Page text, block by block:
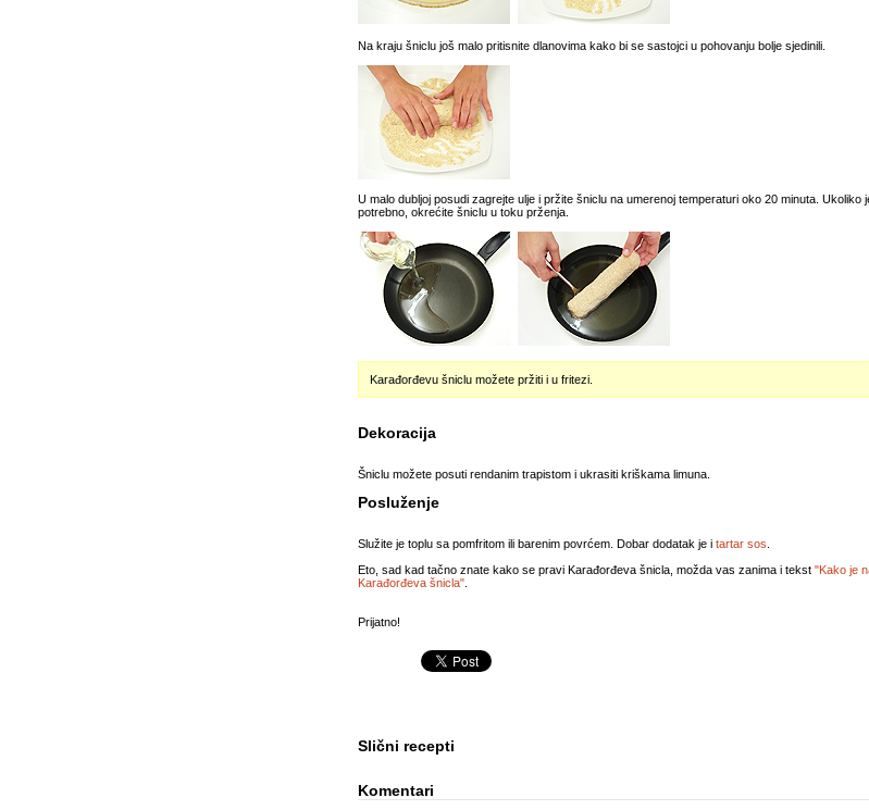
Na kraju šniclu još malo pritisnite dlanovima kako bi se sastojci u pohovanju bolje sjedinili.
U malo dubljoj posudi zagrejte ulje i pržite šniclu na umerenoj temperaturi oko 20 minuta. Ukoliko
potrebno, okrećite šniclu u toku prženja.
Karađorđevu šniclu možete pržiti i u fritezi.
Dekoracija
Šniclu možete posuti rendanim trapistom i ukrasiti kriškama limuna.
Posluženje
Služite je toplu sa pomfritom ili barenim povrćem. Dobar dodatak je i tartar sos
Eto, sad kad tačno znate kako se pravi Karađorđeva šnicla, možda vas zanima i tekst "Kako je
Karađorđeva šnicla"
Prijatno!
Slični recepti
Komentari